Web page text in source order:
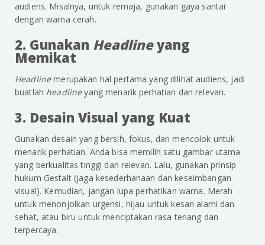
audiens. Misalnya, untuk remaja, gunakan gaya santai
dengan warna cerah.
2. Gunakan Headlineyang
Memikat
Headlinemerupakan hal pertama yang dilihat audiens, jadi
buatlah headlineyang menarik perhatian dan relevan.
3. Desain Visual yang Kuat
Gunakan desain yang bersih, fokus, dan mencolok untuk
menarik perhatian. Anda bisa memilih satu gambar utama
yang berkualitas tinggi dan relevan. Lalu, gunakan prinsip
hukum Gestalt (jaga kesederhanaan dan keseimbangan
visual). Kemudian, jangan lupa perhatikan warna. Merah
untuk menonjolkan urgensi, hijau untuk kesan alami dan
sehat, atau biru untuk menciptakan rasa tenang dan
terpercaya.